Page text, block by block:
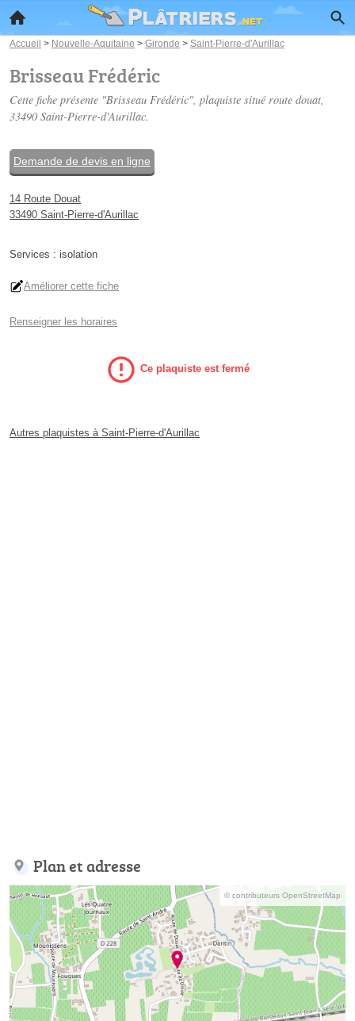
Accueil > Nouvelle-Aquitaine > Gironde > Saint-Pierre-d'Aurillac
Brisseau Frédéric
Cette fiche présente "Brisseau Frédéric", plaquiste situé route douat,
33490 Saint-Pierre-d'Aurillac.
Demande de devis en ligne
14 Route Douat
33490 Saint-Pierre-d'Aurillac
Services : isolation
Améliorer cette fiche
Renseigner les horaires
Ce plaquiste est fermé
Autres plaquistes à Saint-Pierre-d'Aurillac
Plan et adresse
© contributeurs OpenStreetMap